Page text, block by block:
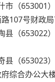
市（653001
107号财政
县（653022
县（653023
综合办公大